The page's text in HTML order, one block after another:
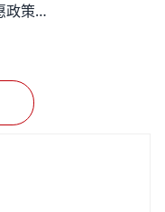
浦东写字楼租赁有哪些优惠政策？